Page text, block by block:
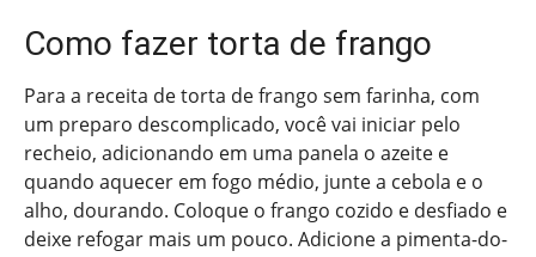
Como fazer torta de frango
Para a receita de torta de frango sem farinha, com
um preparo descomplicado, você vai iniciar pelo
recheio, adicionando em uma panela o azeite e
quando aquecer em fogo médio, junte a cebola e o
alho, dourando. Coloque o frango cozido e desfiado e
deixe refogar mais um pouco. Adicione a pimenta-do-